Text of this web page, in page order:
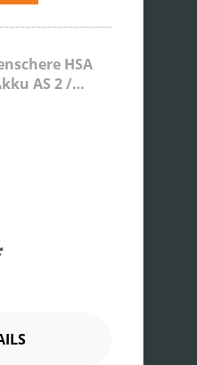
HSA
2 /